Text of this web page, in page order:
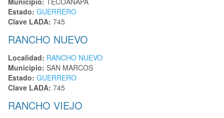
Estado: GUERRERO
Clave LADA: 745
RANCHO NUEVO
Localidad: RANCHO NUEVO
Municipio: SAN MARCOS
Estado: GUERRERO
Clave LADA: 745
RANCHO VIEJO